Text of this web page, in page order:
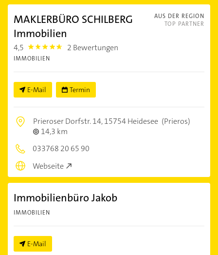
AUS DER REGION
TOP PARTNER
MAKLERBÜRO SCHILBERG
Immobilien
4,5 4.5 2 Bewertungen
IMMOBILIEN
E-Mail Termin
Prieroser Dorfstr. 14,15754 Heidesee (Prieros)
14,3 km
033768 20 65 90
Webseite
Immobilienbüro Jakob
IMMOBILIEN
E-Mail